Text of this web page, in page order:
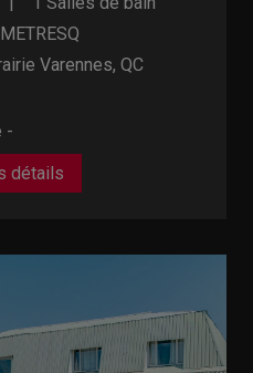
METRESQ
Varennes, QC
-
détails